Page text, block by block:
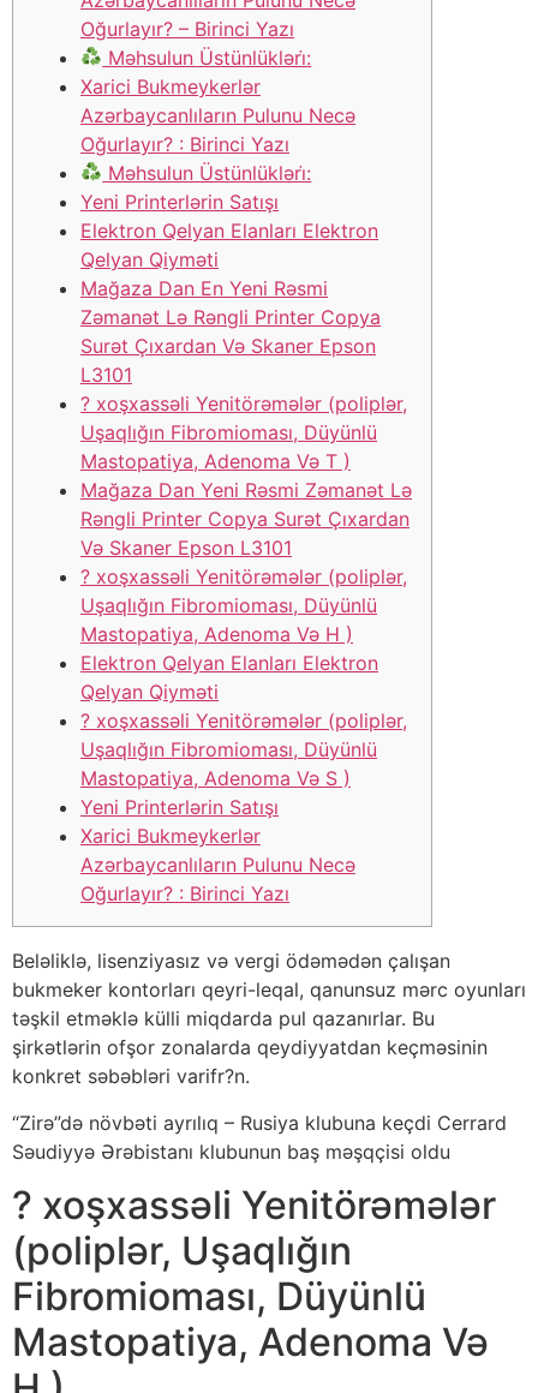
Oğurlayır? – Birinci Yazı
Məhsulun Üstünlükləri̇:
Xarici Bukmeykerlər
Azərbaycanlıların Pulunu Necə
Oğurlayır? : Birinci Yazı
Məhsulun Üstünlükləri̇:
Yeni Printerlərin Satışı
Elektron Qelyan Elanları Elektron
Qelyan Qiyməti
Mağaza Dan En Yeni Rəsmi
Zəmanət Lə Rəngli Printer Copya
Surət Çıxardan Və Skaner Epson
L3101
? ️xoşxassəli Yenitörəmələr (poliplər,
Uşaqlığın Fibromioması, Düyünlü
Mastopatiya, Adenoma Və T )
Mağaza Dan Yeni Rəsmi Zəmanət Lə
Rəngli Printer Copya Surət Çıxardan
Və Skaner Epson L3101
? ️xoşxassəli Yenitörəmələr (poliplər,
Uşaqlığın Fibromioması, Düyünlü
Mastopatiya, Adenoma Və H )
Elektron Qelyan Elanları Elektron
Qelyan Qiyməti
? ️xoşxassəli Yenitörəmələr (poliplər,
Uşaqlığın Fibromioması, Düyünlü
Mastopatiya, Adenoma Və S )
Yeni Printerlərin Satışı
Xarici Bukmeykerlər
Azərbaycanlıların Pulunu Necə
Oğurlayır? : Birinci Yazı
Beləliklə, lisenziyasız və vergi ödəmədən çalışan
bukmeker kontorları qeyri-leqal, qanunsuz mərc oyunları
təşkil etməklə külli miqdarda pul qazanırlar. Bu
şirkətlərin ofşor zonalarda qeydiyyatdan keçməsinin
konkret səbəbləri varifr?n.
“Zirə”də növbəti ayrılıq – Rusiya klubuna keçdi Cerrard
Səudiyyə Ərəbistanı klubunun baş məşqçisi oldu
? ️xoşxassəli Yenitörəmələr
(poliplər, Uşaqlığın
Fibromioması, Düyünlü
Mastopatiya, Adenoma Və